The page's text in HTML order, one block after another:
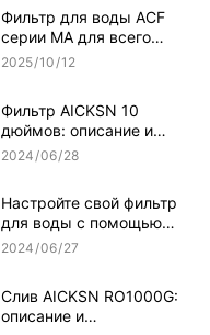
Фильтр для воды ACF
серии MA для всего
дома
2025 10 12
Фильтр AICKSN 10
дюймов: описание и
характеристики
2024 06 28
Настройте свой фильтр
для воды с помощью
персонализированного
2024 06 27
Слив AICKSN RO1000G:
описание и